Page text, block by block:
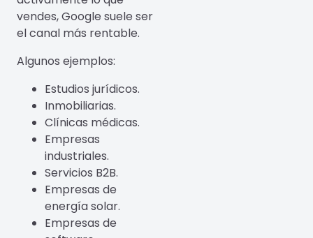
vendes, Google suele ser
el canal más rentable.
Algunos ejemplos:
Estudios jurídicos.
Inmobiliarias.
Clínicas médicas.
Empresas
industriales.
Servicios B2B.
Empresas de
energía solar.
Empresas de